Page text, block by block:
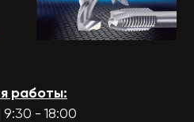
работы:
9:30 - 18:00